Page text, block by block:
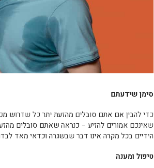
סימן שידעתם
כדי להבין אם אתם סובלים מהזעת יתר כל שדרוש
שאינכם אמורים להזיע – כנראה שאתם סובלים מהזעת
הידיים בכל מקרה אינו דבר שבשגרה וכדאי מאד
טיפול ומענה